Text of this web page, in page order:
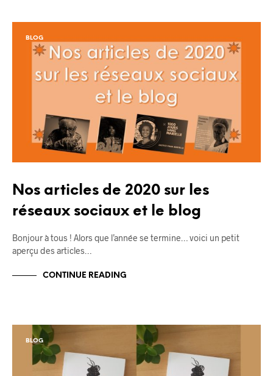
BLOG
Nos articles de 2020 sur les
réseaux sociaux et le blog
Bonjour à tous ! Alors que l’année se termine… voici un petit
aperçu des articles…
CONTINUE READING
BLOG